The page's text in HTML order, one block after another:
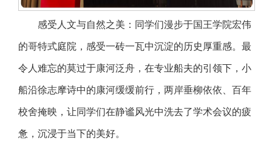
感受人文与自然之美：同学们漫步于国王学院宏伟
的哥特式庭院，感受一砖一瓦中沉淀的历史厚重感。最
令人难忘的莫过于康河泛舟，在专业船夫的引领下，小
船沿徐志摩诗中的康河缓缓前行，两岸垂柳依依、百年
校舍掩映，让同学们在静谧风光中洗去了学术会议的疲
惫，沉浸于当下的美好。